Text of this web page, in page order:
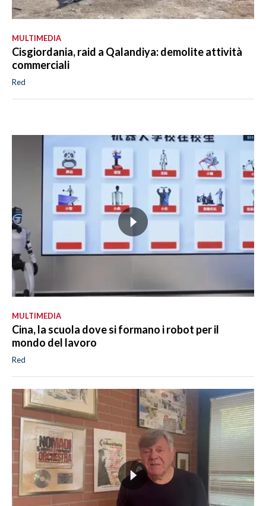
MULTIMEDIA
Cisgiordania, raid a Qalandiya: demolite attività
commerciali
Red
MULTIMEDIA
Cina, la scuola dove si formano i robot per il
mondo del lavoro
Red